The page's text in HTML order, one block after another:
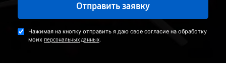
Отправить заявку
Нажимая на кнопку отправить я даю свое согласие на обработку
моих персональных данных.